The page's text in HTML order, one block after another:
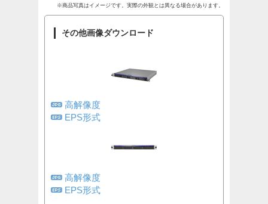
※商品写真はイメージです。実際の外観とは異なる場合があります。
その他画像ダウンロード
高解像度
EPS形式
高解像度
EPS形式